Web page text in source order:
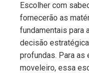
Escolher com
fornecerão as
fundamentais para
decisão
profundas. Para as
moveleiro, essa